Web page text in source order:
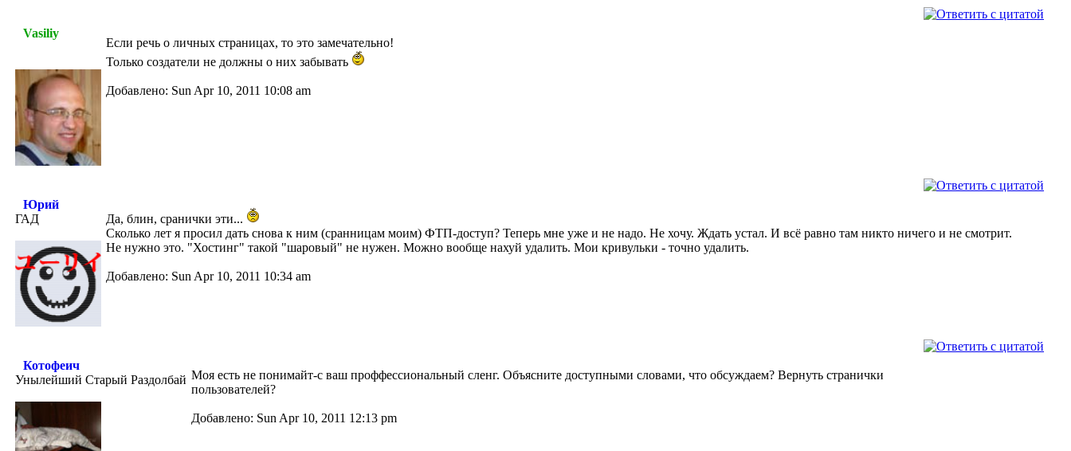
Vasiliy
Если речь о личных страницах, то это замечательно!
Только создатели не должны о них забывать
Добавлено: Sun Apr 10, 2011 10:08 am
Юрий
ГАД
Да, блин, сранички эти...
Сколько лет я просил дать снова к ним (сранницам моим) ФТП-доступ? Теперь мне уже и не надо. Не хочу. Ждать устал. И всё равно там никто ничего и не смотрит.
Не нужно это. "Хостинг" такой "шаровый" не нужен. Можно вообще нахуй удалить. Мои кривульки - точно удалить.
Добавлено: Sun Apr 10, 2011 10:34 am
Котофеич
Унылейший Старый Раздолбай Моя есть не понимайт-с ваш проффессиональный сленг. Объясните доступными словами, что обсуждаем? Вернуть странички
пользователей?
Добавлено: Sun Apr 10, 2011 12:13 pm